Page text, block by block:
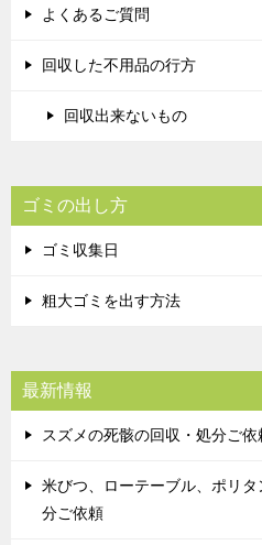
よくあるご質問
回収した不用品の行方
回収出来ないもの
ゴミの出し方
ゴミ収集日
粗大ゴミを出す方法
最新情報
スズメの死骸の回収・処分ご
米びつ、ローテーブル、ポリ
分ご依頼